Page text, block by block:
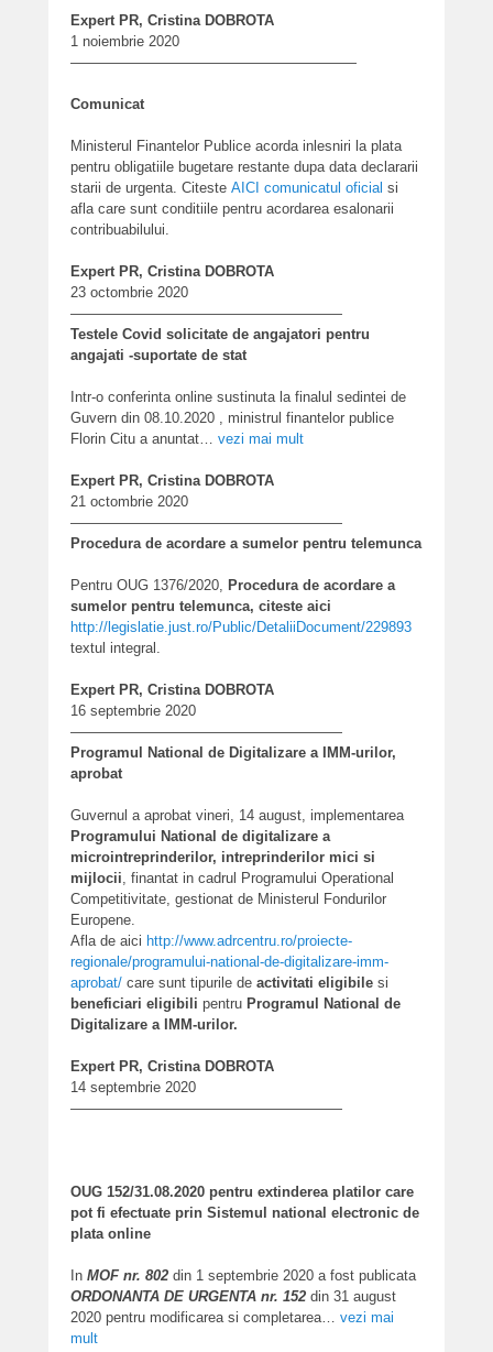
Expert PR, Cristina DOBROTA
1 noiembrie 2020
————————————————————
Comunicat
Ministerul Finantelor Publice acorda inlesniri la plata
pentru obligatiile bugetare restante dupa data declararii
starii de urgenta. Citeste AICI comunicatul oficial si
afla care sunt conditiile pentru acordarea esalonarii
contribuabilului.
Expert PR, Cristina DOBROTA
23 octombrie 2020
———————————————————
Testele Covid solicitate de angajatori pentru
angajati -suportate de stat
Intr-o conferinta online sustinuta la finalul sedintei de
Guvern din 08.10.2020 , ministrul finantelor publice
Florin Citu a anuntat… vezi mai mult
Expert PR, Cristina DOBROTA
21 octombrie 2020
———————————————————
Procedura de acordare a sumelor pentru telemunca
Pentru OUG 1376/2020, Procedura de acordare a
sumelor pentru telemunca, citeste aici
http://legislatie.just.ro/Public/DetaliiDocument/229893
textul integral.
Expert PR, Cristina DOBROTA
16 septembrie 2020
———————————————————
Programul National de Digitalizare a IMM-urilor,
aprobat
Guvernul a aprobat vineri, 14 august, implementarea
Programului National de digitalizare a
microintreprinderilor, intreprinderilor mici si
mijlocii, finantat in cadrul Programului Operational
Competitivitate, gestionat de Ministerul Fondurilor
Europene.
Afla de aici http://www.adrcentru.ro/proiecte-
regionale/programului-national-de-digitalizare-imm-
aprobat/ care sunt tipurile de activitati eligibile si
beneficiari eligibili pentru Programul National de
Digitalizare a IMM-urilor.
Expert PR, Cristina DOBROTA
14 septembrie 2020
———————————————————
OUG 152/31.08.2020 pentru extinderea platilor care
pot fi efectuate prin Sistemul national electronic de
plata online
In MOF nr. 802 din 1 septembrie 2020 a fost publicata
ORDONANTA DE URGENTA nr. 152 din 31 august
2020 pentru modificarea si completarea… vezi mai
mult